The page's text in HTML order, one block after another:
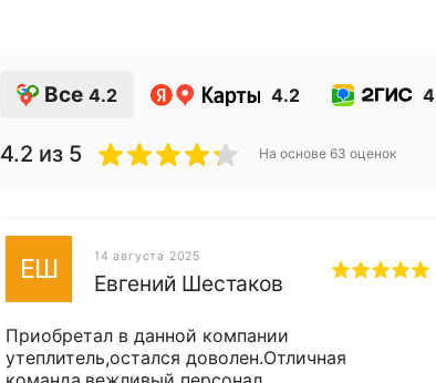
Все 4.2 4.2
4.2 из 5 На основе 63 оценок
ЕШ 14 августа 2025
Евгений Шестаков
Приобретал в данной компании
утеплитель,остался доволен.Отличная